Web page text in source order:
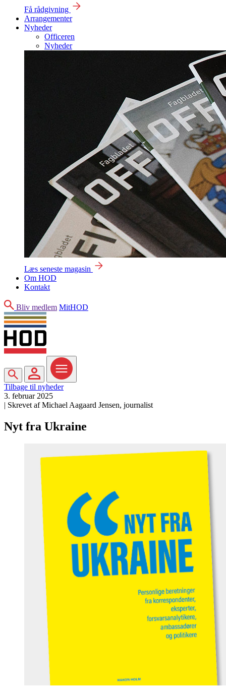
Få rådgivning
Arrangementer
Nyheder
Officeren
Nyheder
Læs seneste magasin
Om HOD
Kontakt
Søg
Bliv medlem MitHOD
Søg MitHOD Menu
Tilbage til nyheder
3. februar 2025
| Skrevet af Michael Aagaard Jensen, journalist
Nyt fra Ukraine